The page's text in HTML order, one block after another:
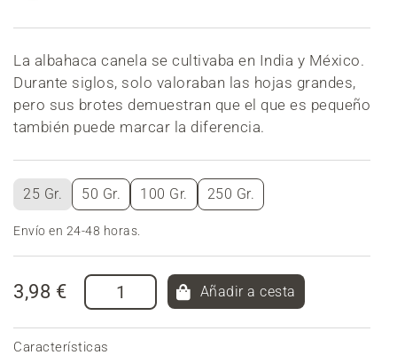
La albahaca canela se cultivaba en India y México.
Durante siglos, solo valoraban las hojas grandes,
pero sus brotes demuestran que el que es pequeño
también puede marcar la diferencia.
25 Gr. 50 Gr. 100 Gr. 250 Gr.
Envío en 24-48 horas.
3,98 € Añadir a cesta
Características